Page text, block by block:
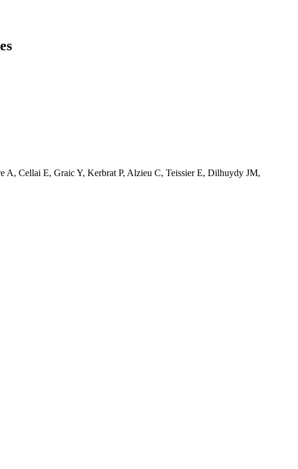
Cellai E, Graic Y, Kerbrat P, Alzieu C, Teissier E, Dilhuydy JM,